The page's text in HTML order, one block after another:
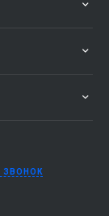
ЗВОНОК